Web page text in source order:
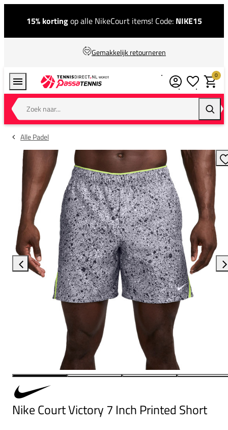
15% kortingop alle NikeCourt items! Code: NIKE15
Gemakkelijk retourneren
Zoek naar...
0
Alle Padel
Nike Court Victory 7 Inch Printed Short